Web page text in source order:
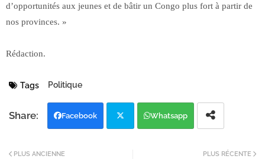
d’opportunités aux jeunes et de bâtir un Congo plus fort à partir de
nos provinces. »
Rédaction.
Tags Politique
Facebook Whatsapp
PLUS RÉCENTE
PLUS ANCIENNE